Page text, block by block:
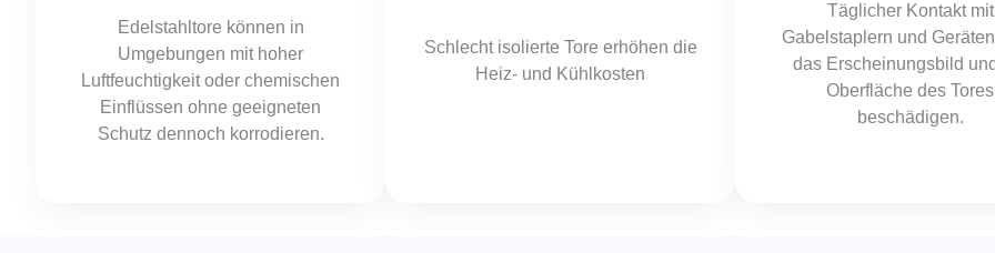
Edelstahltore können in
Umgebungen mit hoher
Luftfeuchtigkeit oder chemischen
Einflüssen ohne geeigneten
Schutz dennoch korrodieren.
Schlecht isolierte Tore erhöhen die
Heiz- und Kühlkosten
Täglicher Kontakt mit
Gabelstaplern und
das Erscheinungsbild
Oberfläche des Tores
beschädigen.